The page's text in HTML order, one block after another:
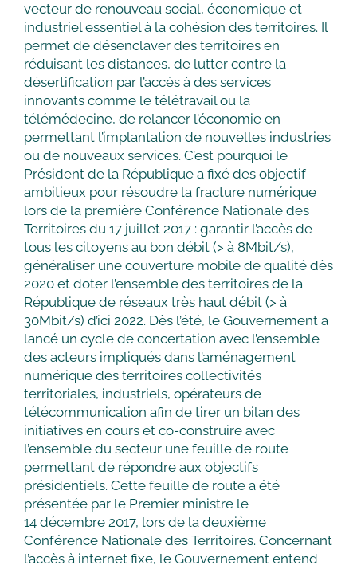
vecteur de renouveau social, économique et
industriel essentiel à la cohésion des territoires. Il
permet de désenclaver des territoires en
réduisant les distances, de lutter contre la
désertification par l’accès à des services
innovants comme le télétravail ou la
télémédecine, de relancer l’économie en
permettant l’implantation de nouvelles industries
ou de nouveaux services. C’est pourquoi le
Président de la République a fixé des objectif
ambitieux pour résoudre la fracture numérique
lors de la première Conférence Nationale des
Territoires du 17 juillet 2017 : garantir l’accès de
tous les citoyens au bon débit (> à 8Mbit/s),
généraliser une couverture mobile de qualité dès
2020 et doter l’ensemble des territoires de la
République de réseaux très haut débit (> à
30Mbit/s) d’ici 2022. Dès l’été, le Gouvernement a
lancé un cycle de concertation avec l’ensemble
des acteurs impliqués dans l’aménagement
numérique des territoires collectivités
territoriales, industriels, opérateurs de
télécommunication afin de tirer un bilan des
initiatives en cours et co-construire avec
l’ensemble du secteur une feuille de route
permettant de répondre aux objectifs
présidentiels. Cette feuille de route a été
présentée par le Premier ministre le
14 décembre 2017, lors de la deuxième
Conférence Nationale des Territoires. Concernant
l’accès à internet fixe, le Gouvernement entend